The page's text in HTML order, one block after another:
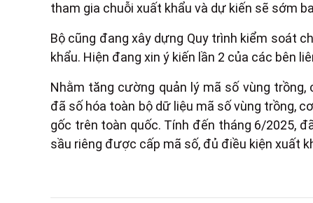
tham gia chuỗi xuất khẩu và dự kiến sẽ sớm
Bộ cũng đang xây dựng Quy trình kiểm soát
khẩu. Hiện đang xin ý kiến lần 2 của các bên
Nhằm tăng cường quản lý mã số vùng
đã số hóa toàn bộ dữ liệu mã số vùng trồng,
gốc trên toàn quốc. Tính đến tháng 6/2025,
sầu riêng được cấp mã số, đủ điều kiện xuất